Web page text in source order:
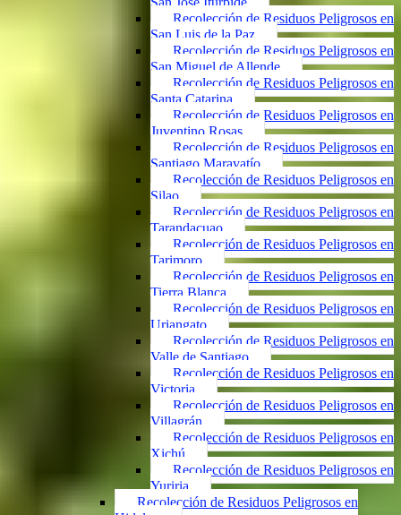
Recolección de Residuos Peligrosos en
San Luis de la Paz
Recolección de Residuos Peligrosos en
San Miguel de Allende
Recolección de Residuos Peligrosos en
Santa Catarina
Recolección de Residuos Peligrosos en
Juventino Rosas
Recolección de Residuos Peligrosos en
Santiago Maravatío
Recolección de Residuos Peligrosos en
Silao
Recolección de Residuos Peligrosos en
Tarandacuao
Recolección de Residuos Peligrosos en
Tarimoro
Recolección de Residuos Peligrosos en
Tierra Blanca
Recolección de Residuos Peligrosos en
Uriangato
Recolección de Residuos Peligrosos en
Valle de Santiago
Recolección de Residuos Peligrosos en
Victoria
Recolección de Residuos Peligrosos en
Villagrán
Recolección de Residuos Peligrosos en
Xichú
Recolección de Residuos Peligrosos en
Yuriria
Recolección de Residuos Peligrosos en